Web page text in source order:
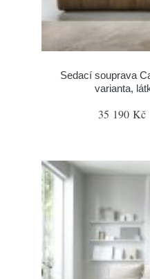
Sedací souprava
varianta,
35 190 Kč